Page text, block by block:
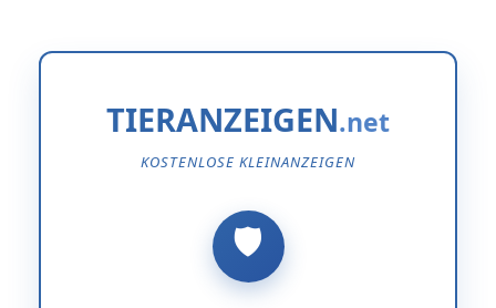
TIERANZEIGEN
KOSTENLOSE KLEINANZEIGEN